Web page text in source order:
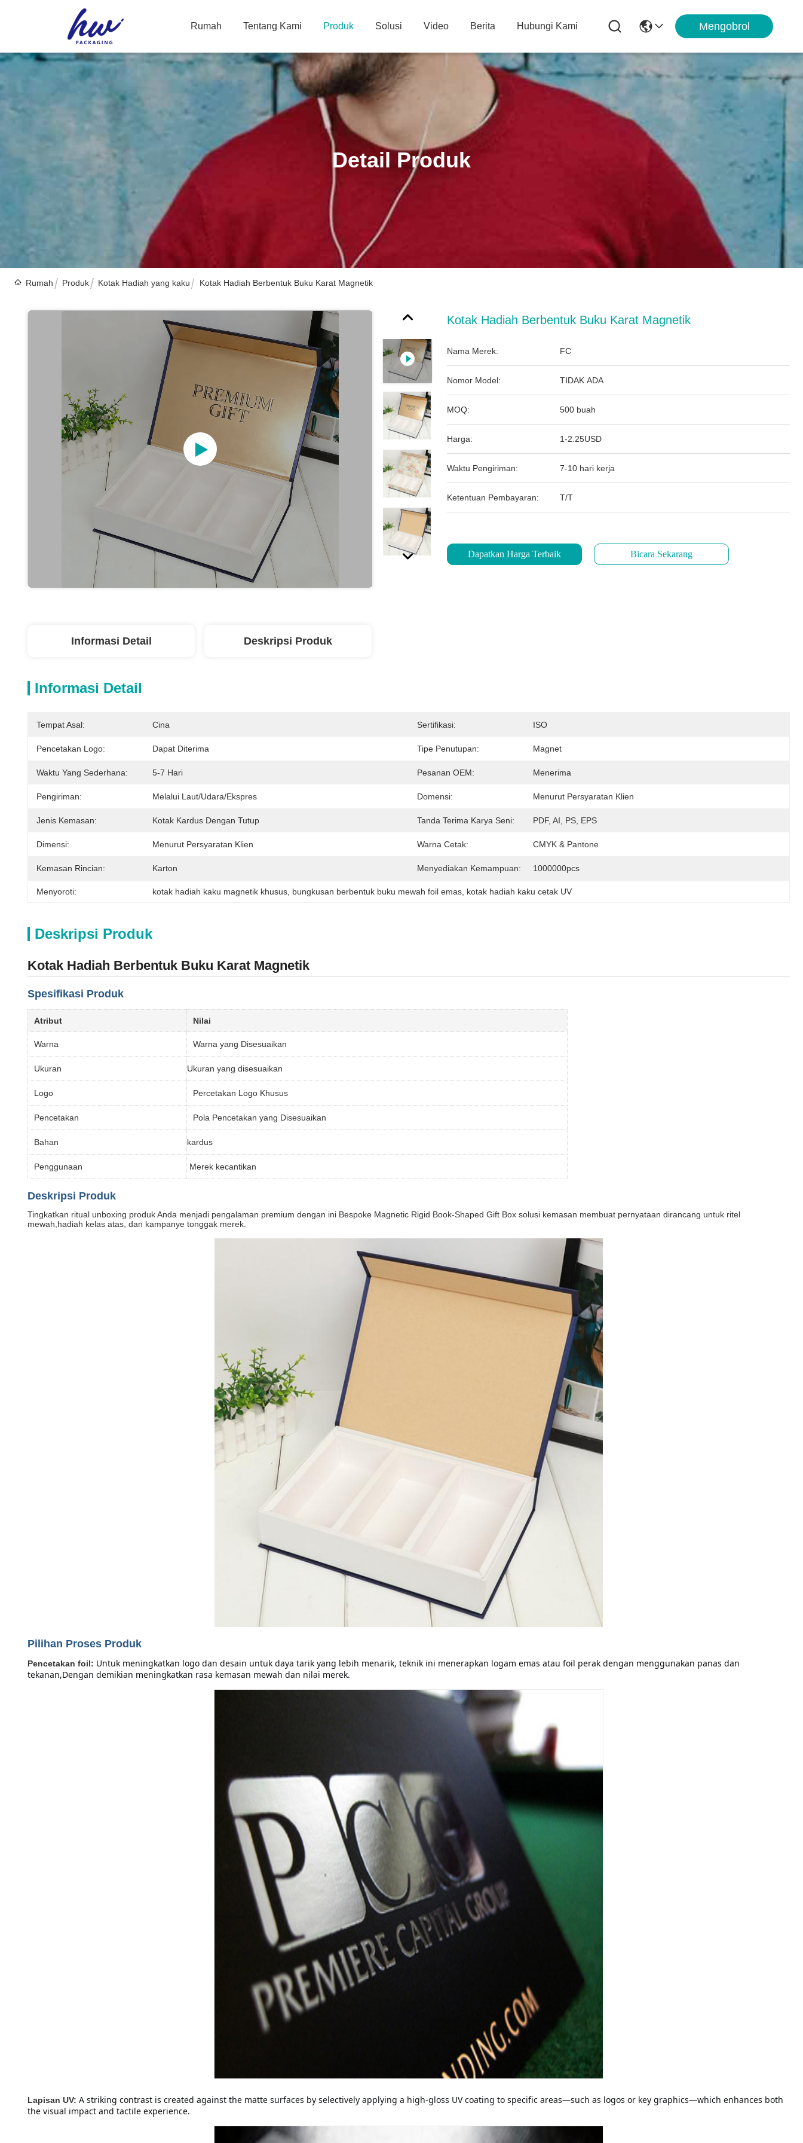
Rumah Tentang Kami Produk Solusi Video Berita Hubungi Kami Mengobrol
Detail Produk
Rumah Produk Kotak Hadiah yang kaku Kotak Hadiah Berbentuk Buku Karat Magnetik
Kotak Hadiah Berbentuk Buku Karat Magnetik
Nama Merek: FC
Nomor Model: TIDAK ADA
MOQ: 500 buah
Harga: 1-2.25USD
Waktu Pengiriman: 7-10 hari kerja
Ketentuan Pembayaran: T/T
Dapatkan Harga Terbaik Bicara Sekarang
Informasi Detail Deskripsi Produk
Informasi Detail
Tempat Asal: Cina Sertifikasi: ISO
Pencetakan Logo: Dapat Diterima Tipe Penutupan: Magnet
Waktu Yang Sederhana: 5-7 Hari Pesanan OEM: Menerima
Pengiriman: Melalui Laut/udara/ekspres Domensi: Menurut Persyaratan Klien
Jenis Kemasan: Kotak Kardus Dengan Tutup Tanda Terima Karya Seni: PDF, AI, PS, EPS
Dimensi: Menurut Persyaratan Klien Warna Cetak: CMYK & Pantone
Kemasan Rincian: Karton Menyediakan Kemampuan: 1000000pcs
Menyoroti: kotak hadiah kaku magnetik khusus bungkusan berbentuk buku mewah foil emas kotak hadiah kaku cetak UV
Deskripsi Produk
Kotak Hadiah Berbentuk Buku Karat Magnetik
Spesifikasi Produk
Atribut Nilai
Warna Warna yang Disesuaikan
Ukuran Ukuran yang disesuaikan
Logo Percetakan Logo Khusus
Pencetakan Pola Pencetakan yang Disesuaikan
Bahan kardus
Penggunaan Merek kecantikan
Deskripsi Produk
Tingkatkan ritual unboxing produk Anda menjadi pengalaman premium dengan ini Bespoke Magnetic Rigid Book-Shaped Gift Box solusi kemasan membuat pernyataan dirancang untuk ritel
mewah,hadiah kelas atas, dan kampanye tonggak merek.
Pilihan Proses Produk
Pencetakan foil: Untuk meningkatkan logo dan desain untuk daya tarik yang lebih menarik, teknik ini menerapkan logam emas atau foil perak dengan menggunakan panas dan
tekanan,Dengan demikian meningkatkan rasa kemasan mewah dan nilai merek.
Lapisan UV: A striking contrast is created against the matte surfaces by selectively applying a high-gloss UV coating to specific areas—such as logos or key graphics—which enhances both
the visual impact and tactile experience.